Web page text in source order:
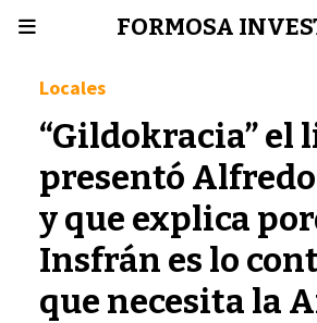
FORMOSA
“Gildokracia” el
presentó
y que explica
Insfrán es lo
que necesita la
Locales